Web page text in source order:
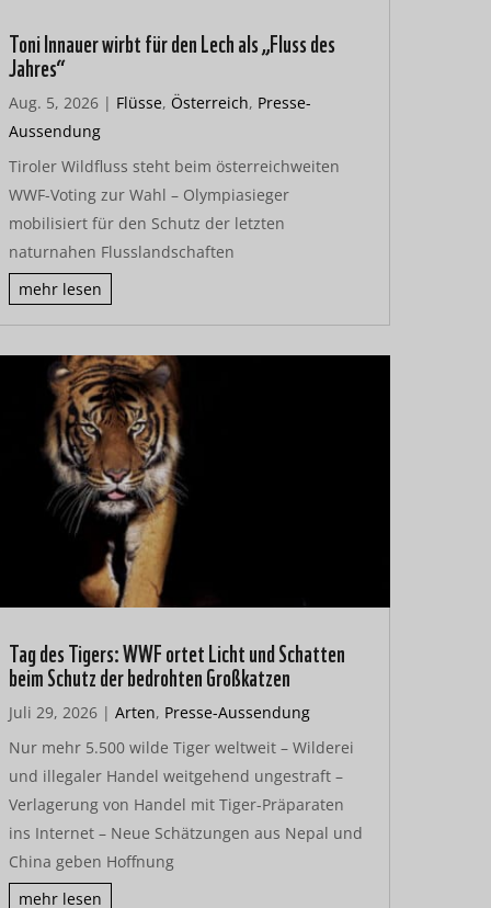
Toni Innauer wirbt für den Lech als „Fluss des
Jahres“
Aug. 5, 2026| Flüsse, Österreich, Presse-
Aussendung
Tiroler Wildfluss steht beim österreichweiten
WWF-Voting zur Wahl – Olympiasieger
mobilisiert für den Schutz der letzten
naturnahen Flusslandschaften
mehr lesen
Tag des Tigers: WWF ortet Licht und Schatten
beim Schutz der bedrohten Großkatzen
Juli 29, 2026| Arten, Presse-Aussendung
Nur mehr 5.500 wilde Tiger weltweit – Wilderei
und illegaler Handel weitgehend ungestraft –
Verlagerung von Handel mit Tiger-Präparaten
ins Internet – Neue Schätzungen aus Nepal und
China geben Hoffnung
mehr lesen